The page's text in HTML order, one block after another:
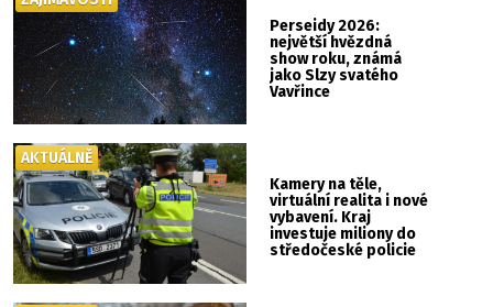
Perseidy 2026:
největší hvězdná
show roku, známá
jako Slzy svatého
Vavřince
Kamery na těle,
virtuální realita i nové
vybavení. Kraj
investuje miliony do
středočeské policie
AKTUÁLNĚ